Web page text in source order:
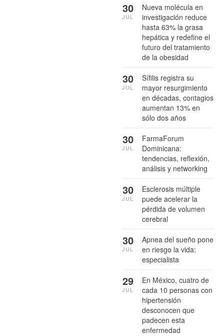
Nueva molécula en
investigación reduce
hasta 63% la grasa
hepática y redefine el
futuro del tratamiento
de la obesidad
30
JUL
Sífilis registra su
mayor resurgimiento
en décadas, contagios
aumentan 13% en
sólo dos años
30
JUL
FarmaForum
Dominicana:
tendencias, reflexión,
análisis y networking
30
JUL
Esclerosis múltiple
puede acelerar la
pérdida de volumen
cerebral
30
JUL
Apnea del sueño pone
en riesgo la vida:
especialista
30
JUL
En México, cuatro de
cada 10 personas con
hipertensión
desconocen que
padecen esta
enfermedad
29
JUL